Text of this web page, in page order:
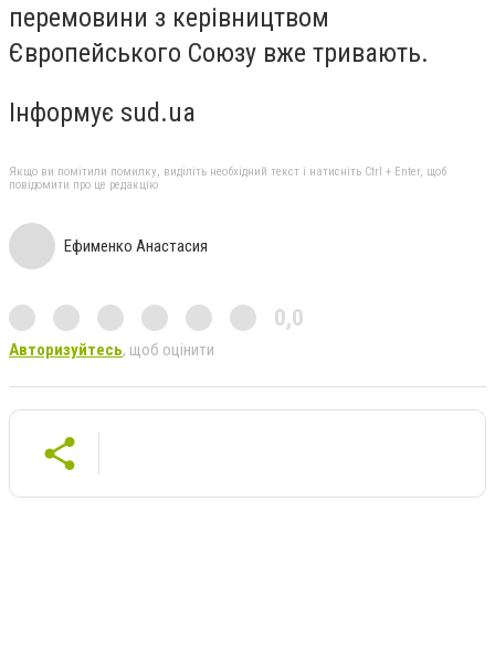
перемовини з керівництвом
Європейського Союзу вже тривають.
Інформує sud.ua
Якщо ви помітили помилку, виділіть необхідний текст і натисніть Ctrl + Enter, щоб
повідомити про це редакцію
Ефименко Анастасия
0,0
Авторизуйтесь, щоб оцінити